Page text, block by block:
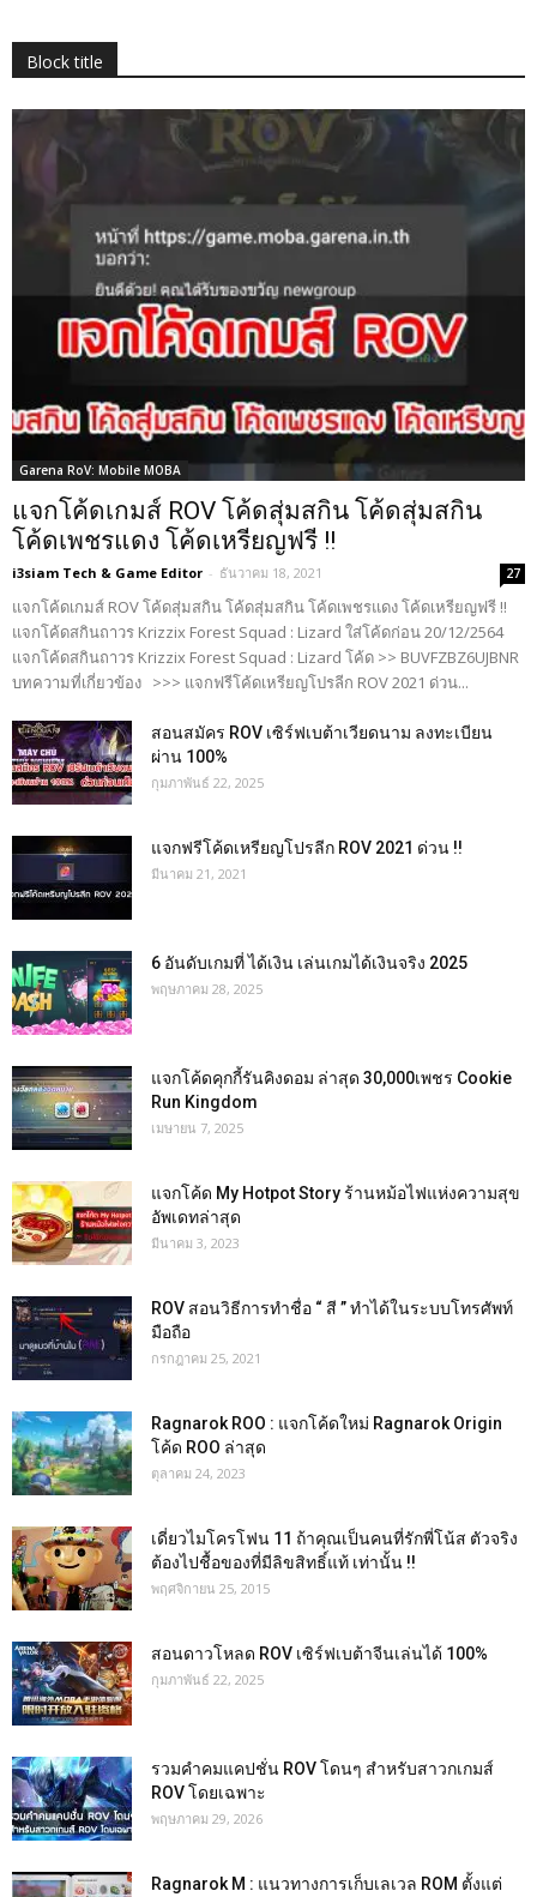
Block title
Garena RoV: Mobile MOBA
แจกโค้ดเกมส์ ROV โค้ดสุ่มสกิน โค้ดสุ่มสกิน
โค้ดเพชรแดง โค้ดเหรียญฟรี !!
i3siam Tech & Game Editor - ธันวาคม 18, 2021 27
แจกโค้ดเกมส์ ROV โค้ดสุ่มสกิน โค้ดสุ่มสกิน โค้ดเพชรแดง โค้ดเหรียญฟรี !!
แจกโค้ดสกินถาวร Krizzix Forest Squad : Lizard ใส่โค้ดก่อน 20/12/2564
แจกโค้ดสกินถาวร Krizzix Forest Squad : Lizard โค้ด >> BUVFZBZ6UJBNR
บทความที่เกี่ยวข้อง >>> แจกฟรีโค้ดเหรียญโปรลีก ROV 2021 ด่วน...
สอนสมัคร ROV เซิร์ฟเบต้าเวียดนาม ลงทะเบียน
ผ่าน 100%
กุมภาพันธ์ 22, 2025
แจกฟรีโค้ดเหรียญโปรลีก ROV 2021 ด่วน !!
มีนาคม 21, 2021
6 อันดับเกมที่ ได้เงิน เล่นเกมได้เงินจริง 2025
พฤษภาคม 28, 2025
แจกโค้ดคุกกี้รันคิงดอม ล่าสุด 30,000เพชร Cookie
Run Kingdom
เมษายน 7, 2025
แจกโค้ด My Hotpot Story ร้านหม้อไฟแห่งความสุข
อัพเดทล่าสุด
มีนาคม 3, 2023
ROV สอนวิธีการทำชื่อ “ สี ” ทำได้ในระบบโทรศัพท์
มือถือ
กรกฎาคม 25, 2021
Ragnarok ROO : แจกโค้ดใหม่ Ragnarok Origin
โค้ด ROO ล่าสุด
ตุลาคม 24, 2023
เดี่ยวไมโครโฟน 11 ถ้าคุณเป็นคนที่รักพี่โน้ส ตัวจริง
ต้องไปชื้อของที่มีลิขสิทธิ์แท้ เท่านั้น !!
พฤศจิกายน 25, 2015
สอนดาวโหลด ROV เซิร์ฟเบต้าจีนเล่นได้ 100%
กุมภาพันธ์ 22, 2025
รวมคำคมแคปชั่น ROV โดนๆ สำหรับสาวกเกมส์
ROV โดยเฉพาะ
พฤษภาคม 29, 2026
Ragnarok M : แนวทางการเก็บเลเวล ROM ตั้งแต่